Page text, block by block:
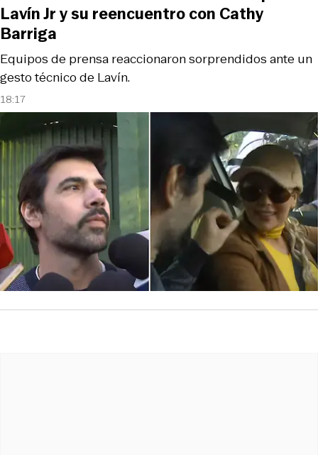
18:17
Equipos de prensa reaccionaron sorprendidos ante un
gesto técnico de Lavín.
Lavín Jr y su reencuentro con Cathy
Barriga